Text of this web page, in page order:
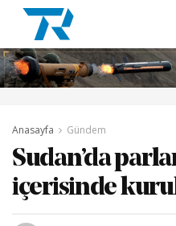
Anasayfa Gündem
Sudan’da
içerisinde